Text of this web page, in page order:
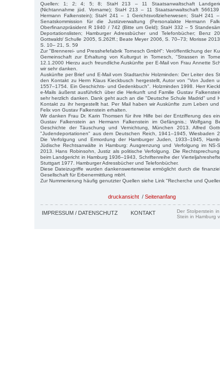
Quellen: 1; 2; 4; 5; 8; StaH 213 – 11 Staatsanwaltschaft
(Nichtannahme jüd. Vorname); StaH 213 – 11 Staatsanwaltschaft
Hermann Falkenstein); StaH 241 – 1 Gerichtsvollzieherwesen; StaH 241
Senatskommission für die Justizverwaltung (Personalakte Hermann
Oberfinanzpräsident R 1940 / 742 (Bitte um Geld); StaH 332 – 5
Deportationslisten; Hamburger Adressbücher und Telefonbücher; Benz
Gottwaldt/ Schulle 2005, S.262ff.; Beate Meyer 2006, S. 70–73; Morisse
S. 10– 21, S. 59
Zur "Brennerei- und Presshefefabrik Tornesch GmbH": Veröffentlichung der
Gemeinschaft zur Erhaltung von Kulturgut in Tornesch, "Strassen in
12.1.2000 Hierzu auch freundliche Auskünfte per E-Mail von Frau Annette
wir sehr danken.
Auskünfte per Brief und E-Mail vom Stadtarchiv Holzminden: Der Leiter des
den Kontakt zu Herrn Klaus Kieckbusch hergestellt, Autor von "Von Juden
1557–1754. Ein Geschichts- und Gedenkbuch". Holzminden 1998. Herr
e-Mails äußerst ausführlich über die Herkunft und Familie Gustav
sehr herzlich danken. Dank geht auch an die "Deutsche Schule Madrid" und
Kontakt zu ihr hergestellt hat. Per Mail haben wir Auskünfte zum Leben
Felix von Gustav Falkenstein erhalten.
Wir danken Frau Dr. Karin Thomsen für ihre Hilfe bei der Entzifferung des
Gustav Falkenstein an Hermann Falkenstein im Gefängnis.; Wolfgang
Geschichte der Täuschung und Vernichtung, München 2013. Alfred
"Judendeportationen" aus dem Deutschen Reich, 1941–1945, Wiesbaden
Die Verfolgung und Ermordung der Hamburger Juden, 1933–1945,
Jüdische Rechtsanwälte in Hamburg: Ausgrenzung und Verfolgung im NS-
2013. Hans Robinsohn, Justiz als politische Verfolgung. Die
beim Landgericht in Hamburg 1936–1943, Schriftenreihe der
Stuttgart 1977. Hamburger Adressbücher und Telefonbücher.
Diese Dateizugriffe wurden dankenswerterweise ermöglicht durch die
Gesellschaft für Erbenermittlung mbH.
Zur Nummerierung häufig genutzter Quellen siehe Link "Recherche und
druckansicht / Seitenanfang
IMPRESSUM / DATENSCHUTZ KONTAKT
Der Stolperstein
Stein in Hamburg